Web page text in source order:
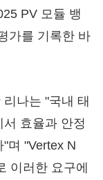
PV 모듈 뱅
가를 기록한 바
나는 "국내 태
효율과 안정
며 "Vertex N
이러한 요구에